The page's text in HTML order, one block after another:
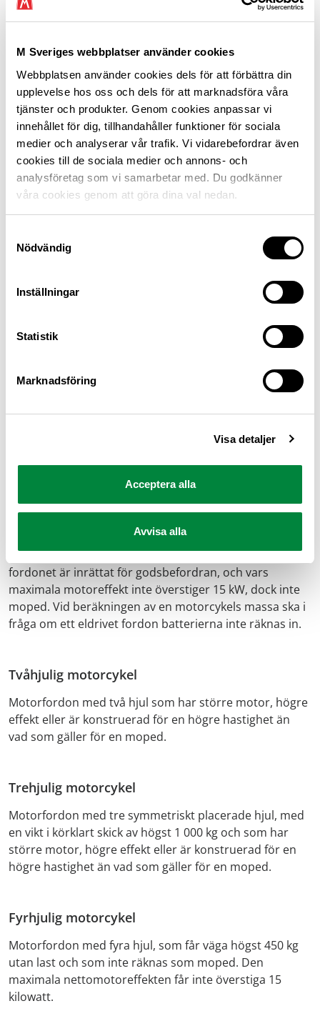
M Sveriges webbplatser använder cookies
Webbplatsen använder cookies dels för att förbättra din
upplevelse hos oss och dels för att marknadsföra våra
tjänster och produkter. Genom cookies anpassar vi
innehållet för dig, tillhandahåller funktioner för sociala
medier och analyserar vår trafik. Vi vidarebefordrar även
cookies till de sociala medier och annons- och
analysföretag som vi samarbetar med. Du godkänner
våra cookies genom att göra dina val nedan.
Nödvändig
Inställningar
Statistik
Marknadsföring
Visa detaljer
Acceptera alla
Avvisa alla
Däremot klassas A-traktorn som en traktor a, eftersom
än 40 km/h.
Är du medlem och behöver juridisk hjälp? Ring
En motorcykel kan ha två, tre eller fyra hjul och delas in i
Motorfordon på två hjul eller tre symmetriskt placerade
hjul vars nettoeffekt, konstruktiva hastighet eller
även vara ett motorfordon på fyra hjul och med en
massa (utan last) som är högst 400 kg eller 550 kg om
fordonet är inrättat för godsbefordran, och vars
maximala motoreffekt inte överstiger 15 kW, dock inte
moped. Vid beräkningen av en motorcykels massa ska i
fråga om ett eldrivet fordon batterierna inte räknas in.
Tvåhjulig motorcykel
Motorfordon med två hjul som har större motor, högre
effekt eller är konstruerad för en högre hastighet än
vad som gäller för en moped.
Trehjulig motorcykel
Motorfordon med tre symmetriskt placerade hjul, med
en vikt i körklart skick av högst 1 000 kg och som har
större motor, högre effekt eller är konstruerad för en
högre hastighet än vad som gäller för en moped.
Fyrhjulig motorcykel
Motorfordon med fyra hjul, som får väga högst 450 kg
utan last och som inte räknas som moped. Den
maximala nettomotoreffekten får inte överstiga 15
kilowatt.